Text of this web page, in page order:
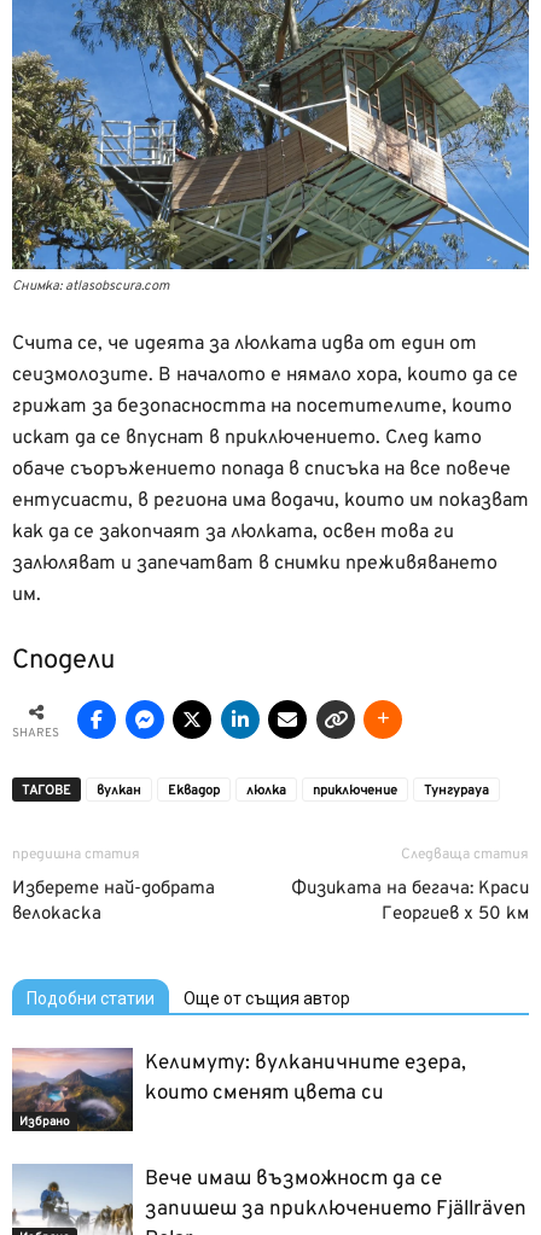
Снимка: atlasobscura.com
Счита се, че идеята за люлката идва от един от
сеизмолозите. В началото е нямало хора, които да се
грижат за безопасността на посетителите, които
искат да се впуснат в приключението. След като
обаче съоръжението попада в списъка на все повече
ентусиасти, в региона има водачи, които им показват
как да се закопчаят за люлката, освен това ги
залюляват и запечатват в снимки преживяването
им.
Сподели
SHARES
ТАГОВЕ вулкан Еквадор люлка приключение Тунгурауа
предишна статия
Изберете най-добрата
велокаска
Следваща статия
Физиката на бегача: Краси
Георгиев х 50 км
Подобни статии Още от същия автор
Избрано
Келимуту: вулканичните езера,
които сменят цвета си
Вече имаш възможност да се
запишеш за приключението Fjällräven